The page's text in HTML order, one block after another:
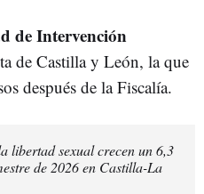
de Intervención
de Castilla y León, la que
después de la Fiscalía.
libertad sexual crecen un 6,3
de 2026 en Castilla-La